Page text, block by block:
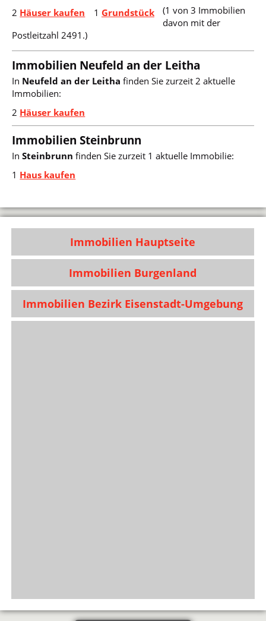
2 Häuser kaufen 1 Grundstück
(1 von 3 Immobilien
davon mit der
Postleitzahl 2491.)
Immobilien Neufeld an der Leitha
In Neufeld an der Leitha finden Sie zurzeit 2 aktuelle
Immobilien:
2 Häuser kaufen
Immobilien Steinbrunn
InSteinbrunn finden Sie zurzeit 1 aktuelle Immobilie:
1 Haus kaufen
Immobilien Hauptseite
Immobilien Burgenland
Immobilien Bezirk Eisenstadt-Umgebung